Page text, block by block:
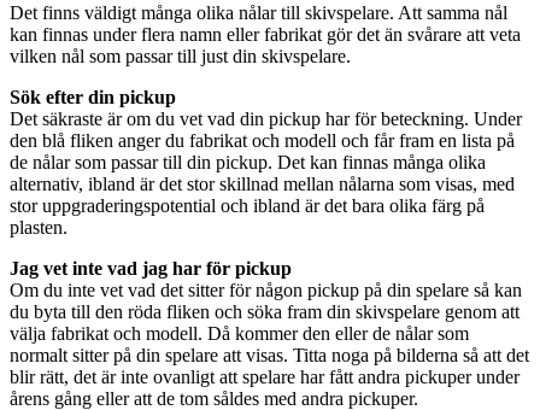
Det finns väldigt många olika nålar till skivspelare. Att samma nål
kan finnas under flera namn eller fabrikat gör det än svårare att veta
vilken nål som passar till just din skivspelare.
Sök efter din pickup
Det säkraste är om du vet vad din pickup har för beteckning. Under
den blå fliken anger du fabrikat och modell och får fram en lista på
de nålar som passar till din pickup. Det kan finnas många olika
alternativ, ibland är det stor skillnad mellan nålarna som visas, med
stor uppgraderingspotential och ibland är det bara olika färg på
plasten.
Jag vet inte vad jag har för pickup
Om du inte vet vad det sitter för någon pickup på din spelare så kan
du byta till den röda fliken och söka fram din skivspelare genom att
välja fabrikat och modell. Då kommer den eller de nålar som
normalt sitter på din spelare att visas. Titta noga på bilderna så att det
blir rätt, det är inte ovanligt att spelare har fått andra pickuper under
årens gång eller att de tom såldes med andra pickuper.